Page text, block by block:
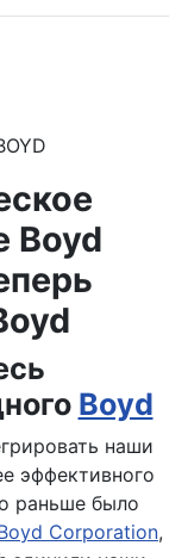
Boyd
Boyd
наши
эффективного
раньше было
Corporation,